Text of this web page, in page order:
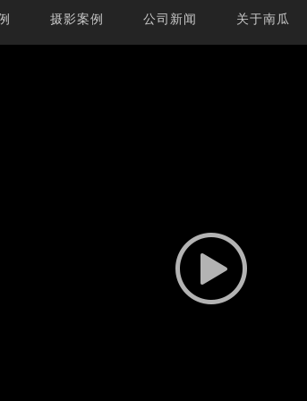
启动蓝色 - 南瓜影像
摄影案例 公司新闻 关于南瓜